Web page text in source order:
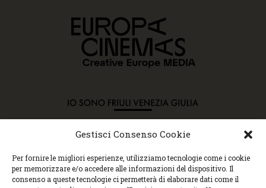
Gestisci Consenso Cookie
Per fornire le migliori esperienze, utilizziamo tecnologie come i cookie
per memorizzare e/o accedere alle informazioni del dispositivo. Il
consenso a queste tecnologie ci permetterà di elaborare dati come il
Copyright © 2015 Cec, Tutti i diritti riservati. Nessun
contenuto può essere copiato o manipolato. Accedendo al
sito approvi la Policy sulla privacy e la Policy sui
contenuti.